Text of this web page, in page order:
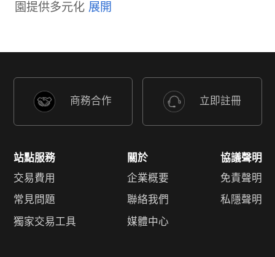
園提供多元化
商務合作 立即註冊
站點服務
交易費用
常見問題
獨家交易工具
關於
企業概要
聯絡我們
媒體中心
協議聲明
免責聲明
私隱聲明